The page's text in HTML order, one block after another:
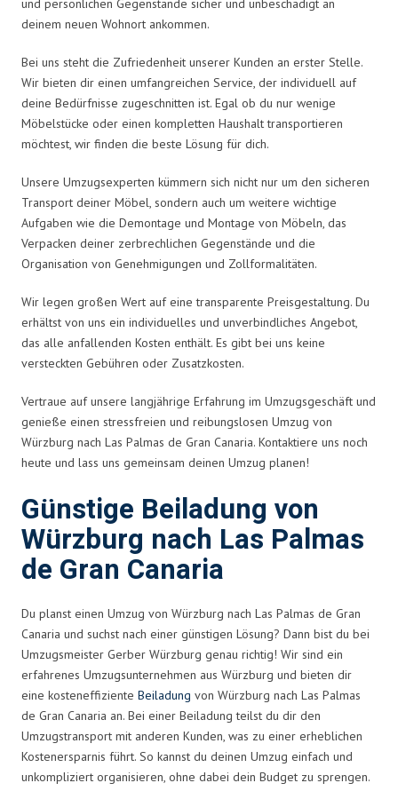
und persönlichen Gegenstände sicher und unbeschädigt an
deinem neuen Wohnort ankommen.
Bei uns steht die Zufriedenheit unserer Kunden an erster Stelle.
Wir bieten dir einen umfangreichen Service, der individuell auf
deine Bedürfnisse zugeschnitten ist. Egal ob du nur wenige
Möbelstücke oder einen kompletten Haushalt transportieren
möchtest, wir finden die beste Lösung für dich.
Unsere Umzugsexperten kümmern sich nicht nur um den sicheren
Transport deiner Möbel, sondern auch um weitere wichtige
Aufgaben wie die Demontage und Montage von Möbeln, das
Verpacken deiner zerbrechlichen Gegenstände und die
Organisation von Genehmigungen und Zollformalitäten.
Wir legen großen Wert auf eine transparente Preisgestaltung. Du
erhältst von uns ein individuelles und unverbindliches Angebot,
das alle anfallenden Kosten enthält. Es gibt bei uns keine
versteckten Gebühren oder Zusatzkosten.
Vertraue auf unsere langjährige Erfahrung im Umzugsgeschäft und
genieße einen stressfreien und reibungslosen Umzug von
Würzburg nach Las Palmas de Gran Canaria. Kontaktiere uns noch
heute und lass uns gemeinsam deinen Umzug planen!
Günstige Beiladung von
Würzburg nach Las Palmas
de Gran Canaria
Du planst einen Umzug von Würzburg nach Las Palmas de Gran
Canaria und suchst nach einer günstigen Lösung? Dann bist du bei
Umzugsmeister Gerber Würzburg genau richtig! Wir sind ein
erfahrenes Umzugsunternehmen aus Würzburg und bieten dir
eine kosteneffiziente Beiladung von Würzburg nach Las Palmas
de Gran Canaria an. Bei einer Beiladung teilst du dir den
Umzugstransport mit anderen Kunden, was zu einer erheblichen
Kostenersparnis führt. So kannst du deinen Umzug einfach und
unkompliziert organisieren, ohne dabei dein Budget zu sprengen.